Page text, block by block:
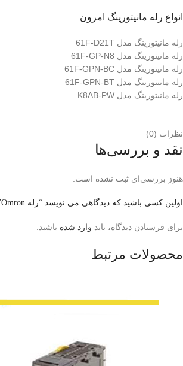
انواع رله مانیتورینگ امرون
رله مانیتورینگ مدل 61F-D21T
رله مانیتورینگ مدل 61F-GP-N8
رله مانیتورینگ مدل 61F-GPN-BC
رله مانیتورینگ مدل 61F-GPN-BT
رله مانیتورینگ مدل K8AB-PW
نظرات (0)
نقد و بررسی‌ها
هنوز بررسی‌ای ثبت نشده است.
اولین کسی باشید که دیدگاهی می نویسد “رله Omron”
برای فرستادن دیدگاه، باید وارد شده باشید.
محصولات مرتبط